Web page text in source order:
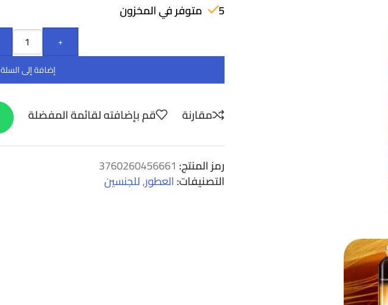
5 متوفر في المخزون
+
إضافة إلى السلة
مقارنة قم بإضافته لقائمة المفضلة
رمز المنتج: 3760260456661
التصنيفات: العطور,للجنسين